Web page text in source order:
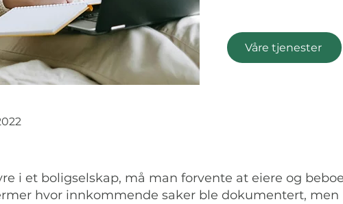
Våre tjenester
i et boligselskap, må man forvente at eiere og
hvor innkommende saker ble dokumentert,